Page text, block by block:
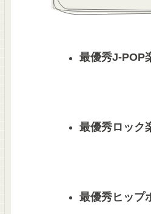
最優秀J-POP
最優秀ロック
最優秀ヒップ